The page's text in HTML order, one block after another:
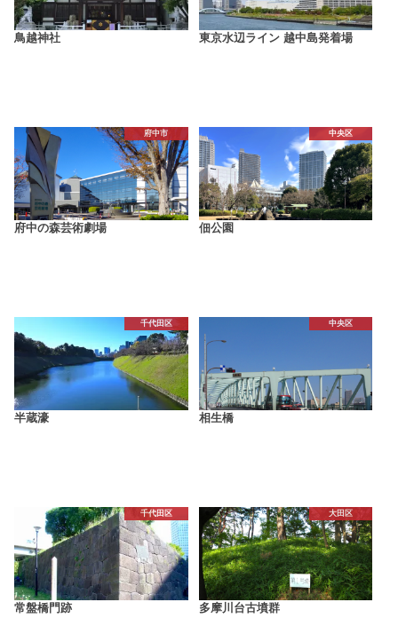
鳥越神社 東京水辺ライン 越中島発着場
府中市
府中の森芸術劇場
中央区
佃公園
千代田区
半蔵濠
中央区
相生橋
千代田区
常盤橋門跡
大田区
多摩川台古墳群